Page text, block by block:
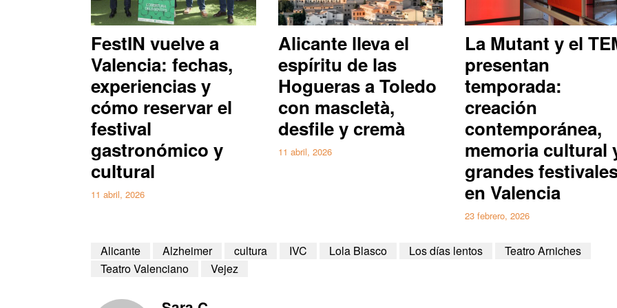
FestIN vuelve a
Valencia: fechas,
experiencias y
cómo reservar el
festival
gastronómico y
cultural
11 abril, 2026
Alicante lleva el
espíritu de las
Hogueras a Toledo
con mascletà,
desfile y cremà
11 abril, 2026
La Mutant y el
presentan
temporada:
creación
contemporánea,
memoria cultural
grandes
en Valencia
23 febrero, 2026
Alicante Alzheimer cultura IVC Lola Blasco Los días lentos
Teatro Arniches
Teatro Valenciano
Vejez